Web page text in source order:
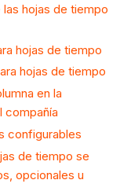
hojas de tiempo
hojas de tiempo
hojas de tiempo
en la
compañía
configurables
de tiempo se
opcionales u